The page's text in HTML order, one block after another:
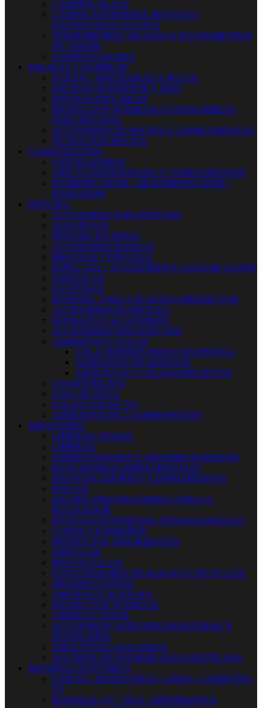
CAMPING-PLAYA
LÁMINA ANTIHIERBA MANTAS Y
GEOTÉXTILES CULTIVO
TERMOMETROS VELETAS Y PLUVIÓMETROS
DE JARDÍN
COMPOSTADORES
PISCINAS Y QUIMICOS
JUEGOS - HINCHABLES Y RELAX
PISCINAS SUPERFICIE Y SPAS
PISCINAS INFLABLES
PRODUCTOS QUIMICOS Y CONSUMIBLES
PARA PISCINAS
ACCESORIOS DE PISCINA Y COMPLEMENTOS
FILTRACION PISCINA
CLIMATIZACION
VENTILADORES
AIRE ACONDICIONADO Y COMPLEMENTOS
HUMIDIFICADOR - DESUMIDIFICADOR -
IONIZADOR
PINTURA
ACCESORIOS PARA PINTURA
AGUAPLAST
PINTURA EN SPRAY
ACCESORIOS BASICOS
BROCHAS Y PINCELES
PAPEL LIJA + ACCESORIOS Y LANA DE ACERO
ESPATULAS
PALETINAS
MASKING TAKE Y PLASTICO PROTECTOR
ACCESORIOS DE PINTURA
RODILLOS Y ACCESORIOS
ACCESORIOS PARA EFECTOS
ADHESIVOS Y COLAS
COLA TERMOFUSION CON PISTOLA
ADHESIVOS DE MONTAJE
ADHESIVOS Y COLAS ESPECIFICOS
CYANOCRILATO
COLA BLANCA
COLAS CONTACTO
ADHESIVOS DE 2 COMPONENTES
DROGUERIA
LIMPIEZA VILEDA
LIMPIEZA
AMBIENTADORES Y ABSORBE HUMEDAD
RASCADORES-LIMPIACRISTALES
DESATASCADORES Y COMPLEMENTOS
ROLLOS
ESCOBA-FREGONA-MOPA-CEPILLO-
RECOGEDOR
BAYETAS-ESTROPAJOS-TRAPOS-ESPONJAS
CUBOS Y BARREÑOS
PRODUCTOS ABSORBENTES
EMBALAJE
BOLSAS-SACOS
CONTENEDORES DE BASURA Y RECICLAJE
DESINFECTANTES
AMONIACO ACETONA
PRODUCTOS QUIMICOS
LIMPIEZA TEXTIL
ACCESORIOS SANITARIO INDUSTRIAL Y
HOSTELERIA
DISOLVENTE-AGUARRAS
ALCOHOL DE QUEMAR-AGUA DESTILADA
MATERIAL ELECTRICO
CABLES - MANGUERAS - LINEA - CARRETES -
TV
MATERIAL TV - TELF - INFORMATICA